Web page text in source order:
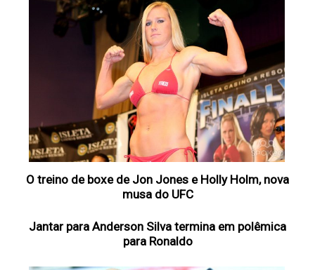
O treino de boxe de Jon Jones e Holly Holm, nova
musa do UFC
Jantar para Anderson Silva termina em polêmica
para Ronaldo